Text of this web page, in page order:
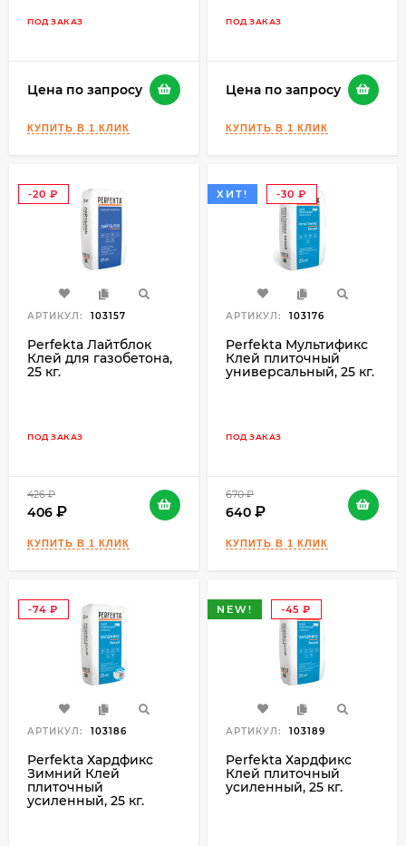
ПОД ЗАКАЗ
Цена по запросу
ПОД ЗАКАЗ
Цена по запросу
-20
АРТИКУЛ: 103157
Perfekta Лайтблок
Клей для газобетона,
25 кг.
ПОД ЗАКАЗ
426
406
ХИТ!
-30
₽
АРТИКУЛ: 103176
Perfekta Мультификс
Клей плиточный
универсальный, 25 кг.
ПОД ЗАКАЗ
670
640
-74
АРТИКУЛ: 103186
Perfekta Хардфикс
Зимний Клей
плиточный
усиленный, 25 кг.
NEW!
-45
₽
АРТИКУЛ: 103189
Perfekta Хардфикс
Клей плиточный
усиленный, 25 кг.